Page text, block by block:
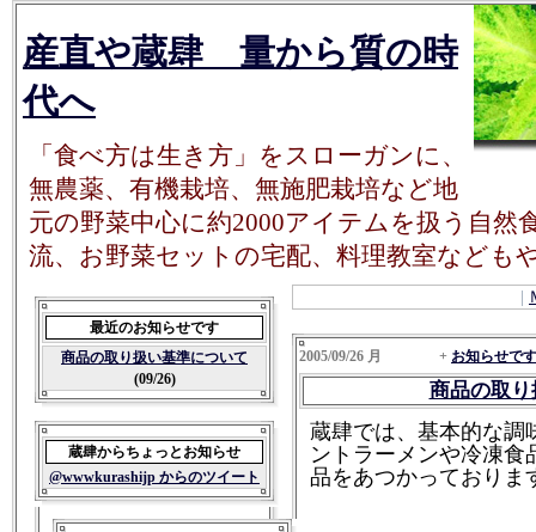
産直や蔵肆 量から質の時
代へ
「食べ方は生き方」をスローガンに、
無農薬、有機栽培、無施肥栽培など地
元の野菜中心に約2000アイテムを扱う自然
流、お野菜セットの宅配、料理教室なども
最近のお知らせです
商品の取り扱い基準について
(09/26)
蔵肆からちょっとお知らせ
@wwwkurashijp からのツイート
2005/09/26 月 + お知らせで
商品の取
蔵肆では、基本的な調
ントラーメンや冷凍食
品をあつかっておりま